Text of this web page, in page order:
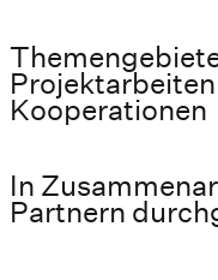
Kooperationen
In
Partnern